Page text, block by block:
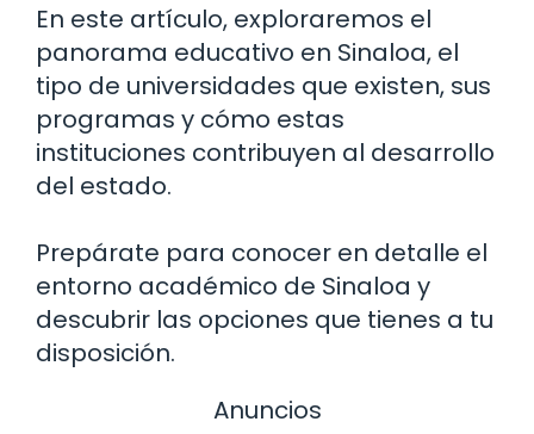
En este artículo, exploraremos el
panorama educativo en Sinaloa, el
tipo de universidades que existen, sus
programas y cómo estas
instituciones contribuyen al desarrollo
del estado.
Prepárate para conocer en detalle el
entorno académico de Sinaloa y
descubrir las opciones que tienes a tu
disposición.
Anuncios